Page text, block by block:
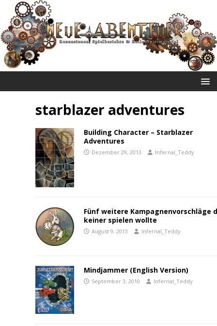
starblazer adventures
Building Character – Starblazer
Adventures
Dezember 29, 2013 Infernal_Teddy
Fünf weitere Kampagnenvorschläge
keiner spielen wollte
August 9, 2013 Infernal_Teddy
Mindjammer (English Version)
September 3, 2010 Infernal_Teddy